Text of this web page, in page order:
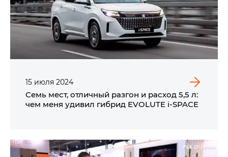
15 июля 2024
Семь мест, отличный разгон и расход 5,5 л:
чем меня удивил гибрид EVOLUTE i‑SPACE